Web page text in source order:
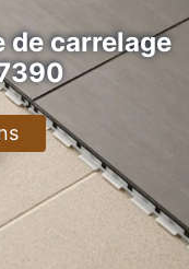
de carrelage